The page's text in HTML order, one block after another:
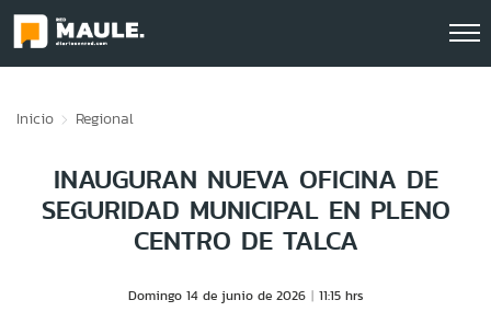
Inicio Regional
INAUGURAN NUEVA OFICINA DE
SEGURIDAD MUNICIPAL EN PLENO
CENTRO DE TALCA
Domingo 14 de junio de 2026 11:15 hrs